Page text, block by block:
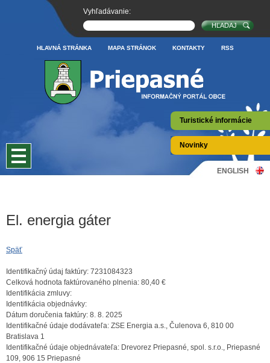
Turistické informácie
Novinky
HLAVNÁ STRÁNKA MAPA STRÁNOK KONTAKTY RSS
Vyhľadávanie:
ENGLISH
El. energia gáter
Späť
Identifikačný údaj faktúry: 7231084323
Celková hodnota faktúrovaného plnenia: 80,40 €
Identifikácia zmluvy:
Identifikácia objednávky:
Dátum doručenia faktúry: 8. 8. 2025
Identifikačné údaje dodávateľa: ZSE Energia a.s., Čulenova 6, 810 00
Bratislava 1
Identifikačné údaje objednávateľa: Drevorez Priepasné, spol. s.r.o., Priepasné
109, 906 15 Priepasné